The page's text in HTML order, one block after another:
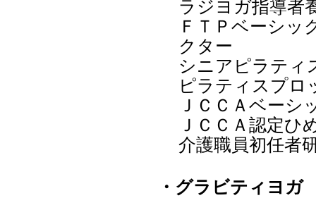
ラジヨガ指導者
ＦＴＰベーシッ
クター
シニアピラティ
ピラティスプロ
ＪＣＣＡベーシ
ＪＣＣＡ認定ひ
介護職員初任者
・グラビティヨ